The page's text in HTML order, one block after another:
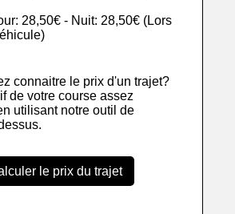
28,50€ - Nuit: 28,50€ (Lors
connaitre le prix d'un trajet?
de votre course assez
utilisant notre outil de
le prix du trajet